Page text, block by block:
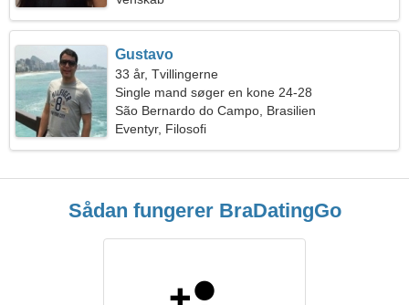
Gustavo
33 år, Tvillingerne
Single mand søger en kone 24-28
São Bernardo do Campo, Brasilien
Eventyr, Filosofi
Sådan fungerer BraDatingGo